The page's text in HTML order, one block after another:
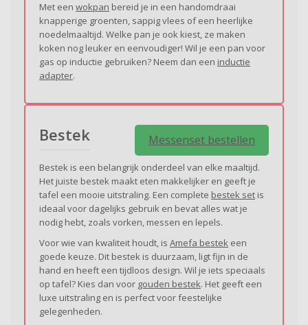
Met een wokpan bereid je in een handomdraai
knapperige groenten, sappig vlees of een heerlijke
noedelmaaltijd. Welke pan je ook kiest, ze maken
koken nog leuker en eenvoudiger! Wil je een pan voor
gas op inductie gebruiken? Neem dan een inductie
adapter.
Bestek Messenset bestellen
Bestek is een belangrijk onderdeel van elke maaltijd.
Het juiste bestek maakt eten makkelijker en geeft je
tafel een mooie uitstraling. Een complete bestek set is
ideaal voor dagelijks gebruik en bevat alles wat je
nodig hebt, zoals vorken, messen en lepels.
Voor wie van kwaliteit houdt, is Amefa bestek een
goede keuze. Dit bestek is duurzaam, ligt fijn in de
hand en heeft een tijdloos design. Wil je iets speciaals
op tafel? Kies dan voor gouden bestek. Het geeft een
luxe uitstraling en is perfect voor feestelijke
gelegenheden.